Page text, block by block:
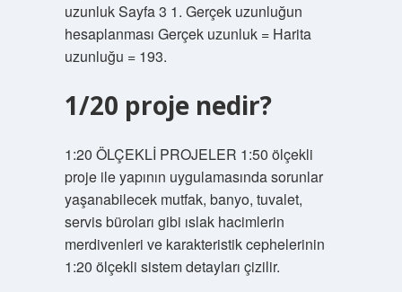
uzunluk Sayfa 3 1. Gerçek uzunluğun
hesaplanması Gerçek uzunluk = Harita
uzunluğu = 193.
1/20 proje nedir?
1:20 ÖLÇEKLİ PROJELER 1:50 ölçekli
proje ile yapının uygulamasında sorunlar
yaşanabilecek mutfak, banyo, tuvalet,
servis büroları gibi ıslak hacimlerin
merdivenleri ve karakteristik cephelerinin
1:20 ölçekli sistem detayları çizilir.